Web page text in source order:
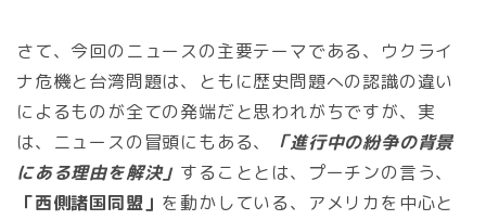
さて、今回のニュースの主要テーマである、ウクライ
ナ危機と台湾問題は、ともに歴史問題への認識の違い
によるものが全ての発端だと思われがちですが、実
は、ニュースの冒頭にもある、
「進行中の紛争の背景
にある理由を解決」 することとは、プーチンの言う、
「西側諸国同盟」 を動かしている、アメリカを中心と